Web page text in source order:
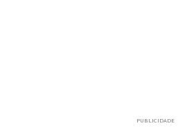
PUBLICIDADE